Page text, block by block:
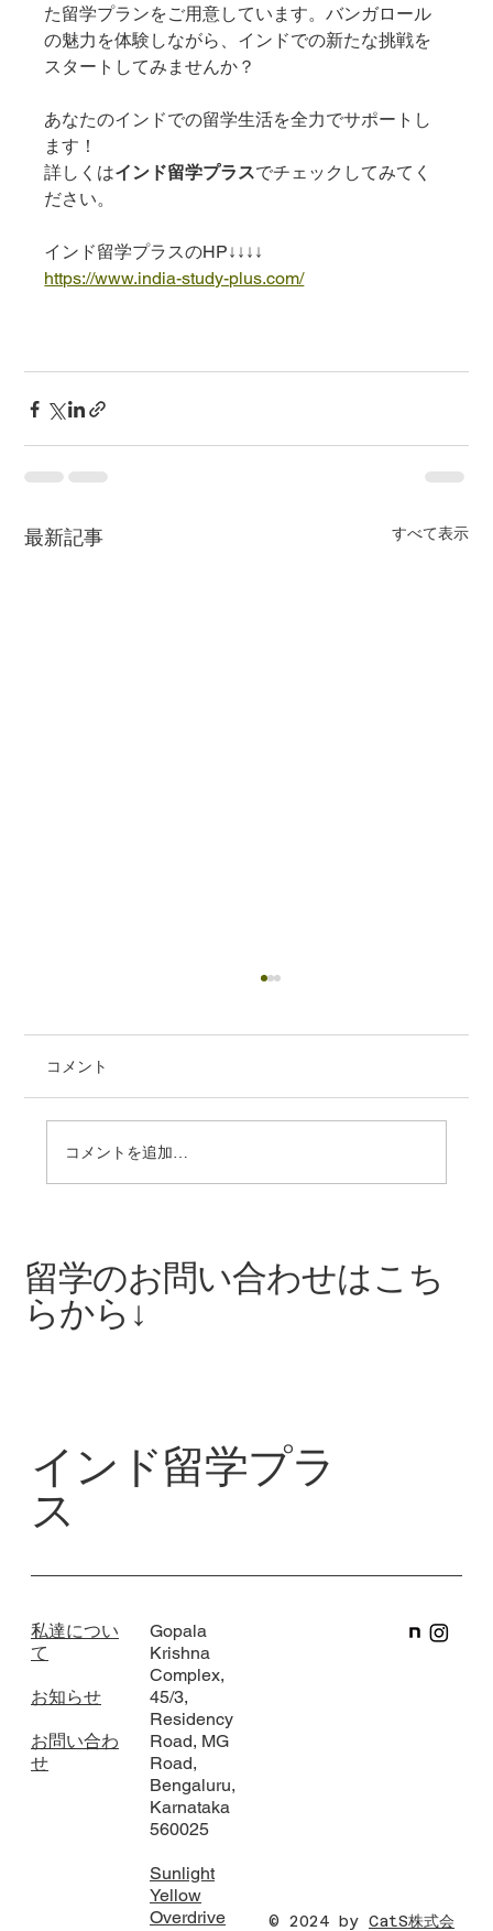
た留学プランをご用意しています。バンガロール
の魅力を体験しながら、インドでの新たな挑戦を
スタートしてみませんか？
あなたのインドでの留学生活を全力でサポートし
ます！
詳しくはインド留学プラスでチェックしてみてく
ださい。
インド留学プラスのHP↓↓↓↓
https://www.india-study-plus.com/
最新記事 すべて表示
留学ができるチャンス！
コメント
コメントを追加…
インド留学プラ
ス
私達につい
て
お知らせ
お問い合わ
せ
Gopala
Krishna
Complex,
45/3,
Residency
Road, MG
Road,
Bengaluru,
Karnataka
560025
Sunlight
Yellow
Overdrive
© 2024 by CatS株式会
留学のお問い合わせはこち
らから↓